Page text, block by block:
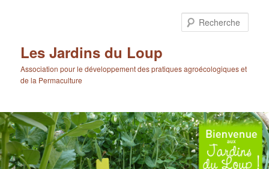
Les Jardins du Loup
Association pour le développement des pratiques agroécologiques et
de la Permaculture